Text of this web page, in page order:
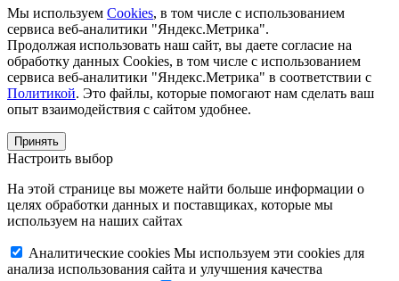
Мы используем Cookies, в том числе с использованием
сервиса веб-аналитики "Яндекс.Метрика".
Продолжая использовать наш сайт, вы даете согласие на
обработку данных Cookies, в том числе с использованием
сервиса веб-аналитики "Яндекс.Метрика" в соответствии с
Политикой. Это файлы, которые помогают нам сделать ваш
опыт взаимодействия с сайтом удобнее.
Принять
Настроить выбор
На этой странице вы можете найти больше информации о
целях обработки данных и поставщиках, которые мы
используем на наших сайтах
Аналитические cookies Мы используем эти cookies для
анализа использования сайта и улучшения качества